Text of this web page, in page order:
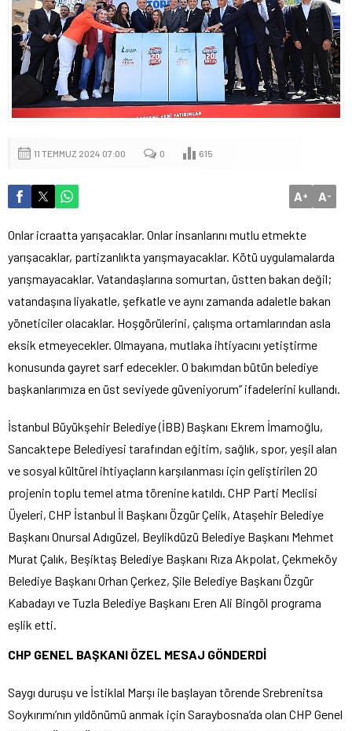
11 TEMMUZ 2024 07:00 0 615
A+ A-
Onlar icraatta yarışacaklar. Onlar insanlarını mutlu etmekte
yarışacaklar, partizanlıkta yarışmayacaklar. Kötü uygulamalarda
yarışmayacaklar. Vatandaşlarına somurtan, üstten bakan değil;
vatandaşına liyakatle, şefkatle ve aynı zamanda adaletle bakan
yöneticiler olacaklar. Hoşgörülerini, çalışma ortamlarından asla
eksik etmeyecekler. Olmayana, mutlaka ihtiyacını yetiştirme
konusunda gayret sarf edecekler. O bakımdan bütün belediye
başkanlarımıza en üst seviyede güveniyorum” ifadelerini kullandı.
İstanbul Büyükşehir Belediye (İBB) Başkanı Ekrem İmamoğlu,
Sancaktepe Belediyesi tarafından eğitim, sağlık, spor, yeşil alan
ve sosyal kültürel ihtiyaçların karşılanması için geliştirilen 20
projenin toplu temel atma törenine katıldı. CHP Parti Meclisi
Üyeleri, CHP İstanbul İl Başkanı Özgür Çelik, Ataşehir Belediye
Başkanı Onursal Adıgüzel, Beylikdüzü Belediye Başkanı Mehmet
Murat Çalık, Beşiktaş Belediye Başkanı Rıza Akpolat, Çekmeköy
Belediye Başkanı Orhan Çerkez, Şile Belediye Başkanı Özgür
Kabadayı ve Tuzla Belediye Başkanı Eren Ali Bingöl programa
eşlik etti.
CHP GENEL BAŞKANI ÖZEL MESAJ GÖNDERDİ
Saygı duruşu ve İstiklal Marşı ile başlayan törende Srebrenitsa
Soykırımı’nın yıldönümü anmak için Saraybosna’da olan CHP Genel